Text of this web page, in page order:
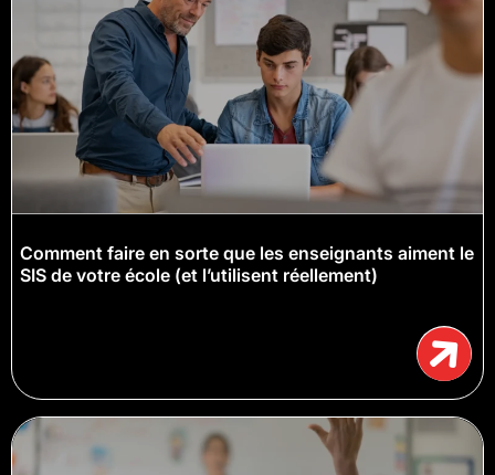
Comment faire en sorte que les enseignants aiment le
SIS de votre école (et l’utilisent réellement)